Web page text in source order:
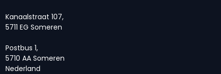
Kanaalstraat 107,
5711 EG Someren
Postbus 1,
5710 AA Someren
Nederland